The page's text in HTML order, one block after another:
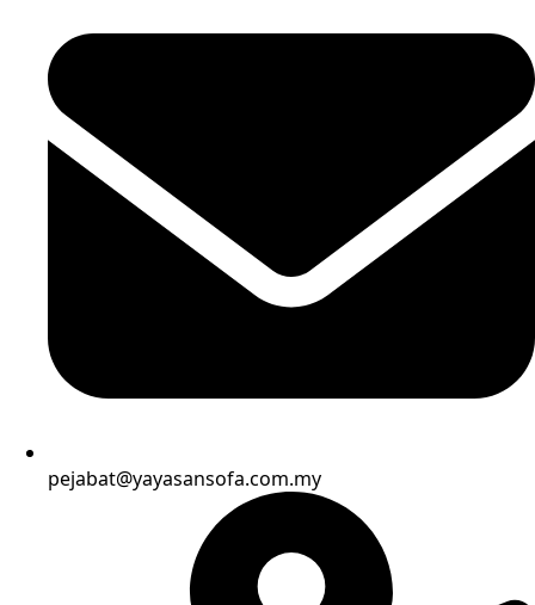
pejabat@yayasansofa.com.my